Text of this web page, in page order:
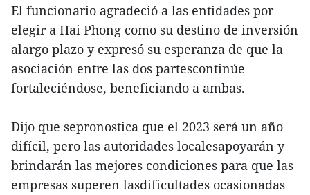
El funcionario agradeció a las entidades por
elegir a Hai Phong como su destino de inversión
alargo plazo y expresó su esperanza de que la
asociación entre las dos partescontinúe
fortaleciéndose, beneficiando a ambas.
Dijo que sepronostica que el 2023 será un año
difícil, pero las autoridades localesapoyarán y
brindarán las mejores condiciones para que las
empresas superen lasdificultades ocasionadas